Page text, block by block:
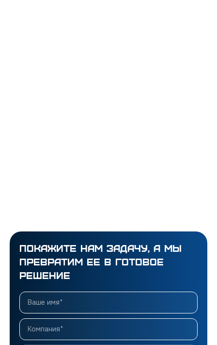
покажите нам задачу, а мы
превратим ее в готовое
решение